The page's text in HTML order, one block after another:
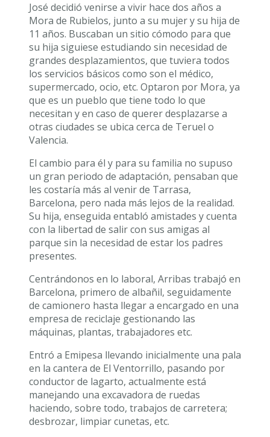
José decidió venirse a vivir hace dos años a
Mora de Rubielos, junto a su mujer y su hija de
11 años. Buscaban un sitio cómodo para que
su hija siguiese estudiando sin necesidad de
grandes desplazamientos, que tuviera todos
los servicios básicos como son el médico,
supermercado, ocio, etc. Optaron por Mora, ya
que es un pueblo que tiene todo lo que
necesitan y en caso de querer desplazarse a
otras ciudades se ubica cerca de Teruel o
Valencia.
El cambio para él y para su familia no supuso
un gran periodo de adaptación, pensaban que
les costaría más al venir de Tarrasa,
Barcelona, pero nada más lejos de la realidad.
Su hija, enseguida entabló amistades y cuenta
con la libertad de salir con sus amigas al
parque sin la necesidad de estar los padres
presentes.
Centrándonos en lo laboral, Arribas trabajó en
Barcelona, primero de albañil, seguidamente
de camionero hasta llegar a encargado en una
empresa de reciclaje gestionando las
máquinas, plantas, trabajadores etc.
Entró a Emipesa llevando inicialmente una pala
en la cantera de El Ventorrillo, pasando por
conductor de lagarto, actualmente está
manejando una excavadora de ruedas
haciendo, sobre todo, trabajos de carretera;
desbrozar, limpiar cunetas, etc.